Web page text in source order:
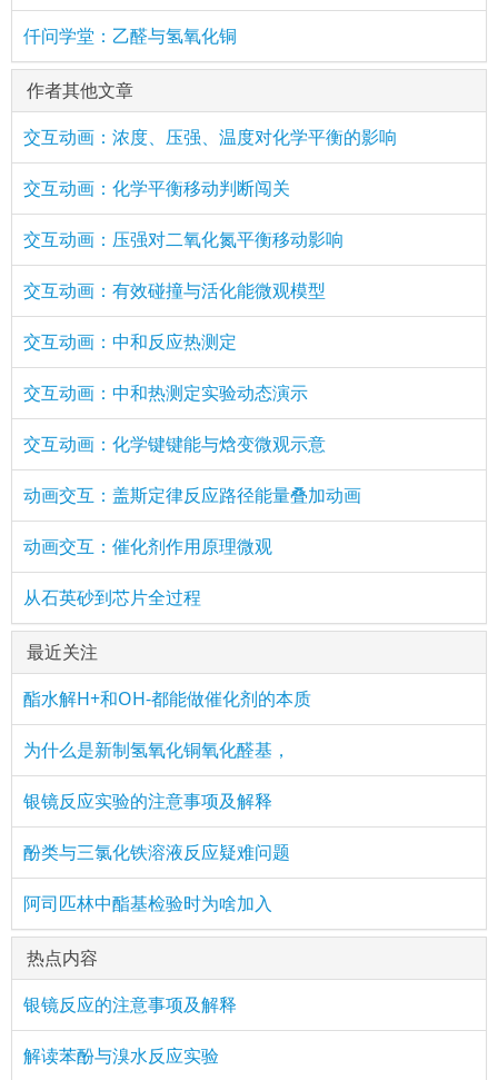
仟问学堂：乙醛与氢氧化铜
作者其他文章
交互动画：浓度、压强、温度对化学平衡的影响
交互动画：化学平衡移动判断闯关
交互动画：压强对二氧化氮平衡移动影响
交互动画：有效碰撞与活化能微观模型
交互动画：中和反应热测定
交互动画：中和热测定实验动态演示
交互动画：化学键键能与焓变微观示意
动画交互：盖斯定律反应路径能量叠加动画
动画交互：催化剂作用原理微观
从石英砂到芯片全过程
最近关注
酯水解H+和OH-都能做催化剂的本质
为什么是新制氢氧化铜氧化醛基，
银镜反应实验的注意事项及解释
酚类与三氯化铁溶液反应疑难问题
阿司匹林中酯基检验时为啥加入
热点内容
银镜反应的注意事项及解释
解读苯酚与溴水反应实验